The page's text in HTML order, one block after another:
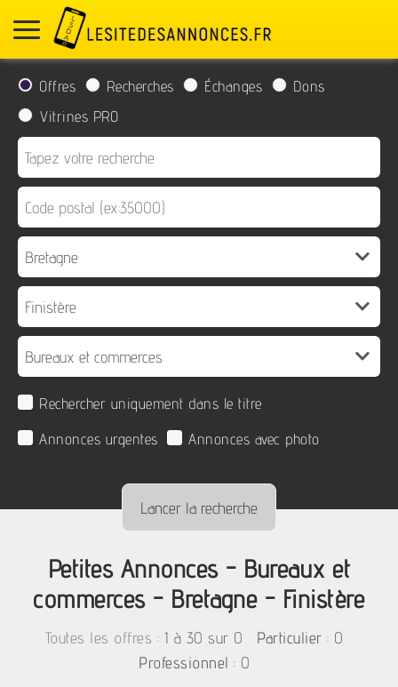
Offres Recherches Échanges
Dons
Vitrines PRO
Rechercher uniquement dans le titre
Annonces urgentes
Annonces avec photo
Petites Annonces - Bureaux et
commerces - Bretagne - Finistère
Toutes les offres : 1 à 30 sur 0 Particulier : 0
Professionnel : 0